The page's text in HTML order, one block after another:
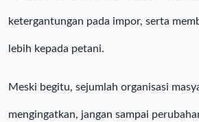
ketergantungan pada impor, serta
lebih kepada petani.
Meski begitu, sejumlah organisasi
mengingatkan, jangan sampai